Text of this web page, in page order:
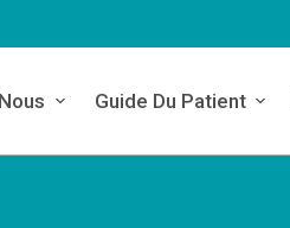
Guide Du Patient